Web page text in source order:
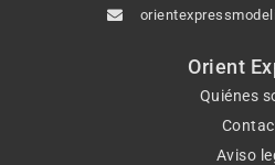
Orient
Quiénes
Aviso